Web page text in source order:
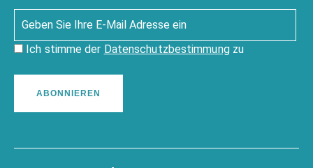
Ich stimme der Datenschutzbestimmungzu
ABONNIEREN